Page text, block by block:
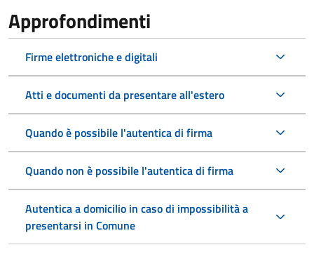
Approfondimenti
Firme elettroniche e digitali
Atti e documenti da presentare all'estero
Quando è possibile l'autentica di firma
Quando non è possibile l'autentica di firma
Autentica a domicilio in caso di impossibilità a
presentarsi in Comune